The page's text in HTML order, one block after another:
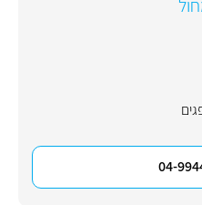
04-